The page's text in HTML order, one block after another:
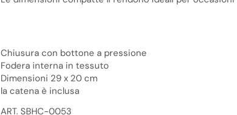
Chiusura con bottone a pressione
Fodera interna in tessuto
Dimensioni 29 x 20 cm
la catena è inclusa
ART. SBHC-0053